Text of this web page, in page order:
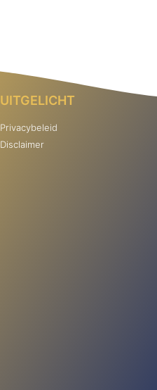
UITGELICHT
Privacybeleid
Disclaimer